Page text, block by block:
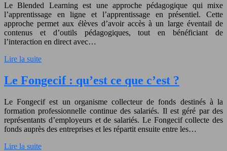
Le Blended Learning est une approche pédagogique qui mixe
l’apprentissage en ligne et l’apprentissage en présentiel. Cette
approche permet aux élèves d’avoir accès à un large éventail de
contenus et d’outils pédagogiques, tout en bénéficiant de
l’interaction en direct avec…
Lire la suite
Le Fongecif : qu’est ce que c’est ?
Le Fongecif est un organisme collecteur de fonds destinés à la
formation professionnelle continue des salariés. Il est géré par des
représentants d’employeurs et de salariés. Le Fongecif collecte des
fonds auprès des entreprises et les répartit ensuite entre les…
Lire la suite